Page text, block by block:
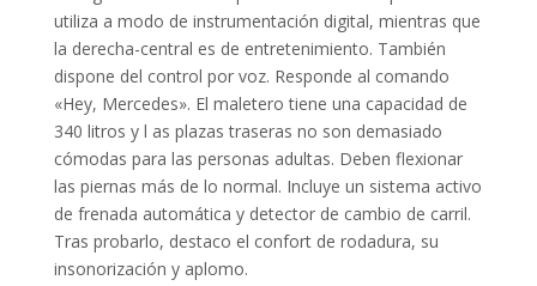
utiliza a modo de instrumentación digital, mientras que
la derecha-central es de entretenimiento. También
dispone del control por voz. Responde al comando
«Hey, Mercedes». El maletero tiene una capacidad de
340 litros y l as plazas traseras no son demasiado
cómodas para las personas adultas. Deben flexionar
las piernas más de lo normal. Incluye un sistema activo
de frenada automática y detector de cambio de carril.
Tras probarlo, destaco el confort de rodadura, su
insonorización y aplomo.